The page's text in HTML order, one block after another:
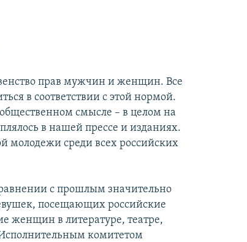
прав мужчин и женщин. Все
в соответствии с этой нормой.
смысле – в целом на
в нашей прессе и изданиях.
молодежи среди всех российских
с прошлым значительно
посещающих российские
женщин в литературе, театре,
комитетом